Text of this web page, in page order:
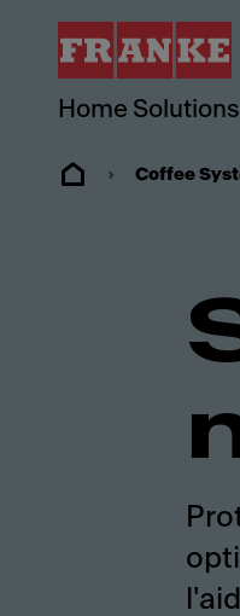
Home Solutions
Coffee